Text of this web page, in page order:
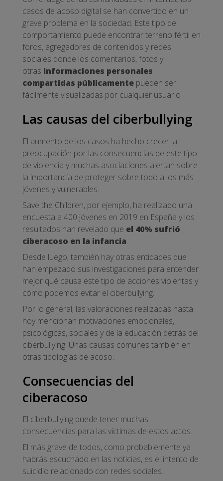
casos de acoso digital se han convertido en un
grave problema en la sociedad. Este tipo de
comportamiento puede encontrar terreno fértil en
foros, agregadores de contenidos y redes
sociales donde los comentarios, fotos y
otras informaciones personales
compartidas públicamente pueden ser
fácilmente visualizadas por cualquier usuario
Las causas del ciberbullying
El aumento de los casos ha hecho crecer la
preocupación por las consecuencias de este tipo
de violencia y muchas asociaciones alertan sobre
la importancia de proteger sobre todo a los más
jóvenes y vulnerables.
Save the Children, por ejemplo, ha realizado una
encuesta a 400 jóvenes en 2019 en España y los
resultados han revelado que el 40% sufrió
ciberacoso en la infancia.
Desde luego, también hay otras entidades que
han empezado sus investigaciones para entender
mejor qué causa este tipo de acciones violentas y
cómo podemos evitar el ciberbullying.
Por lo general, las valoraciones realizadas hasta
hoy mencionan motivaciones emocionales,
psicológicas, sociales y de la educación detrás del
ciberbullying. Unas causas comunes también en
otras tipologías de acoso.
Consecuencias del
ciberacoso
El ciberbullying puede tener muchas
consecuencias para las víctimas de estos actos.
El más grave de todos, como probablemente ya
habrás escuchado en las noticias, es el intento de
suicidio relacionado con redes sociales.